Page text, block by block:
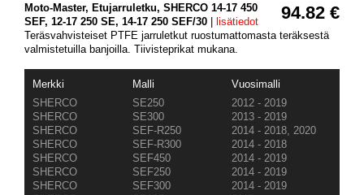
94.82 €
Moto-Master, Etujarruletku, SHERCO 14-17 450
SEF, 12-17 250 SE, 14-17 250 SEF/30
lisätiedot
Teräsvahvisteiset PTFE jarruletkut ruostumattomasta teräksestä
valmistetuilla banjoilla. Tiivisteprikat mukana.
Merkki Malli
Vuosimalli
SHERCO
SE250
2012 - 2019
SHERCO
SE300
2013 - 2019
SHERCO
SEF-R250
2014 - 2018, 2020
SHERCO
SEF-R300
2014 - 2018
SHERCO
SEF450
2014 - 2019
SHERCO
SEF250
2014 - 2019
SHERCO
SEF300
2014 - 2019